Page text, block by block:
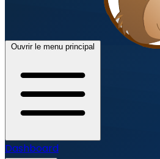
Ouvrir le menu principal
Dashboard